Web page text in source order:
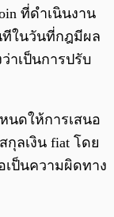
ที่ดำเนินงาน
ทีในวันที่กฎมีผล
าเป็นการปรับ
นดให้การเสนอ
กุลเงิน fiat โดย
ป็นความผิดทาง